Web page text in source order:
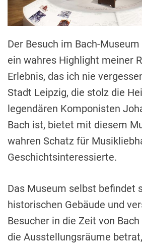
Der Besuch im Bach-
ein wahres Highlight meiner
Erlebnis, das ich nie
Stadt Leipzig, die stolz die
legendären Komponisten
Bach ist, bietet mit diesem
wahren Schatz für
Geschichtsinteressierte.
Das Museum selbst befindet
historischen Gebäude und
Besucher in die Zeit von
die Ausstellungsräume